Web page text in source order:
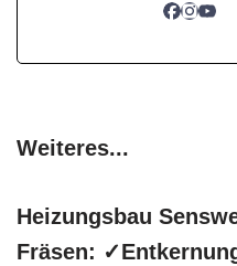
Weiteres...
Heizungsbau
Fräsen: